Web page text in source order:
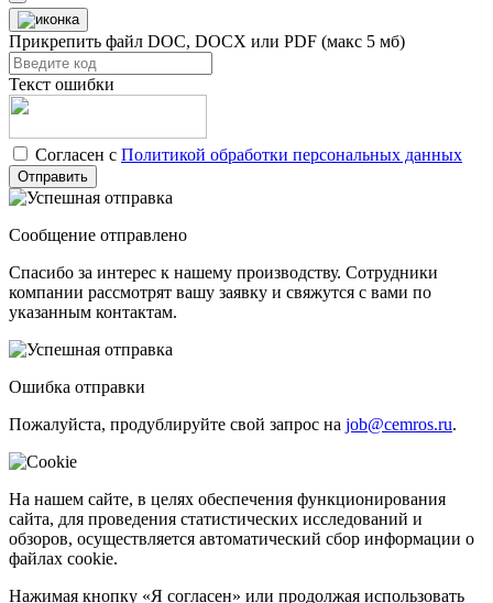
Прикрепить файл DOC, DOCX или PDF (макс 5 мб)
Текст ошибки
Согласен с Политикой обработки персональных данных
Отправить
Сообщение отправлено
Спасибо за интерес к нашему производству. Сотрудники
компании рассмотрят вашу заявку и свяжутся с вами по
указанным контактам.
Ошибка отправки
Пожалуйста, продублируйте свой запрос на job@cemros.ru.
На нашем сайте, в целях обеспечения функционирования
сайта, для проведения статистических исследований и
обзоров, осуществляется автоматический сбор информации о
файлах cookie.
Нажимая кнопку «Я согласен» или продолжая использовать